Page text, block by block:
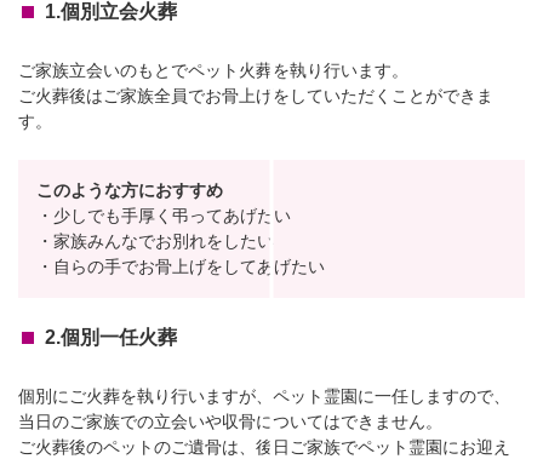
1.個別立会火葬
ご家族立会いのもとでペット火葬を執り行います。
ご火葬後はご家族全員でお骨上げをしていただくことができま
す。
このような方におすすめ
・少しでも手厚く弔ってあげたい
・家族みんなでお別れをしたい
・自らの手でお骨上げをしてあげたい
2.個別一任火葬
個別にご火葬を執り行いますが、ペット霊園に一任しますので、
当日のご家族での立会いや収骨についてはできません。
ご火葬後のペットのご遺骨は、後日ご家族でペット霊園にお迎え